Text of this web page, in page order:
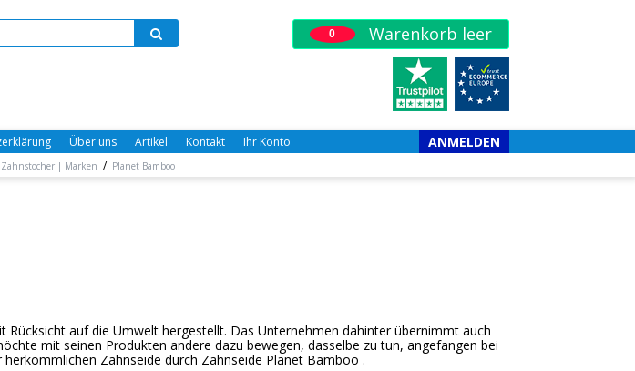
0 Warenkorb leer
Über uns Artikel Kontakt Ihr Konto ANMELDEN
| Marken / Planet Bamboo
auf die Umwelt hergestellt. Das Unternehmen dahinter übernimmt auch
mit seinen Produkten andere dazu bewegen, dasselbe zu tun, angefangen bei
Zahnseide durch Zahnseide Planet Bamboo .